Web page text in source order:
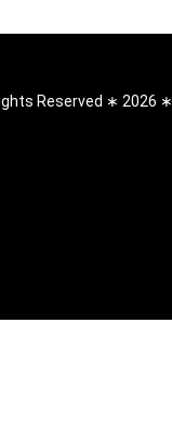
Reserved ∗ 2026 ∗